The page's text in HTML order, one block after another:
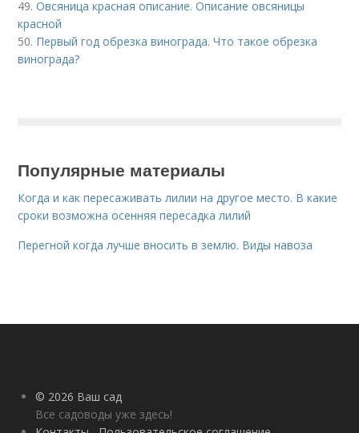
49.Овсяница красная описание. Описание овсяницы
красной
50. Первый год обрезка винограда. Что такое обрезка
винограда?
Популярные материалы
Когда и как пересаживать лилии на другое место. В какие
сроки возможна осенняя пересадка лилий
Перегной когда лучше вносить в землю. Виды навоза
© 2026 Ваш сад
Все садоводы уже здесь!